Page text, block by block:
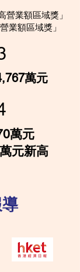
營業額區域獎」
業額區域獎」
萬元
萬元
元新高